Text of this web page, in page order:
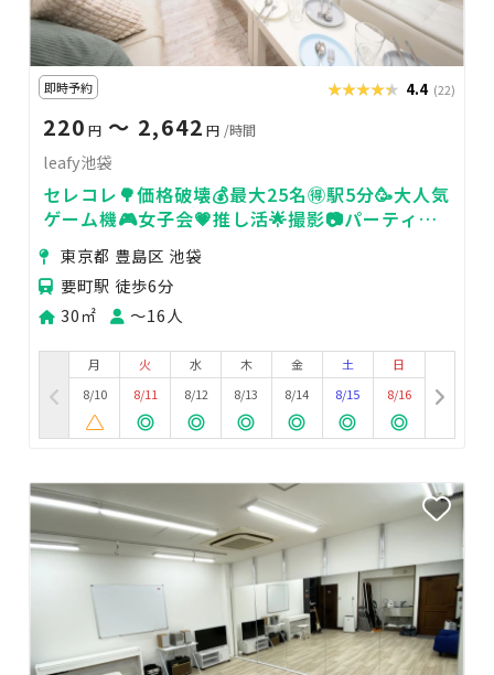
即時予約 ★★★★★
★★★★★ 4.4 (22)
220 円 〜 2,642 円 /時間
leafy池袋
セレコレ🌳価格破壊💰最大25名🉐駅5分🥳大人気
ゲーム機🎮女子会💗推し活🌟撮影📷パーティ🥂
24H🏪飲み会🍻leafy池袋
東京都 豊島区 池袋
要町駅 徒歩6分
30㎡
〜16人
月
8/10
火
8/11
水
8/12
木
8/13
金
8/14
土
8/15
日
8/16